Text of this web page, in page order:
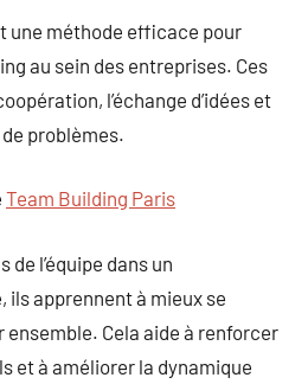
une méthode efficace pour
au sein des entreprises. Ces
l’échange d’idées et
problèmes.
Team Building Paris
l’équipe dans un
ils apprennent à mieux se
Cela aide à renforcer
et à améliorer la dynamique